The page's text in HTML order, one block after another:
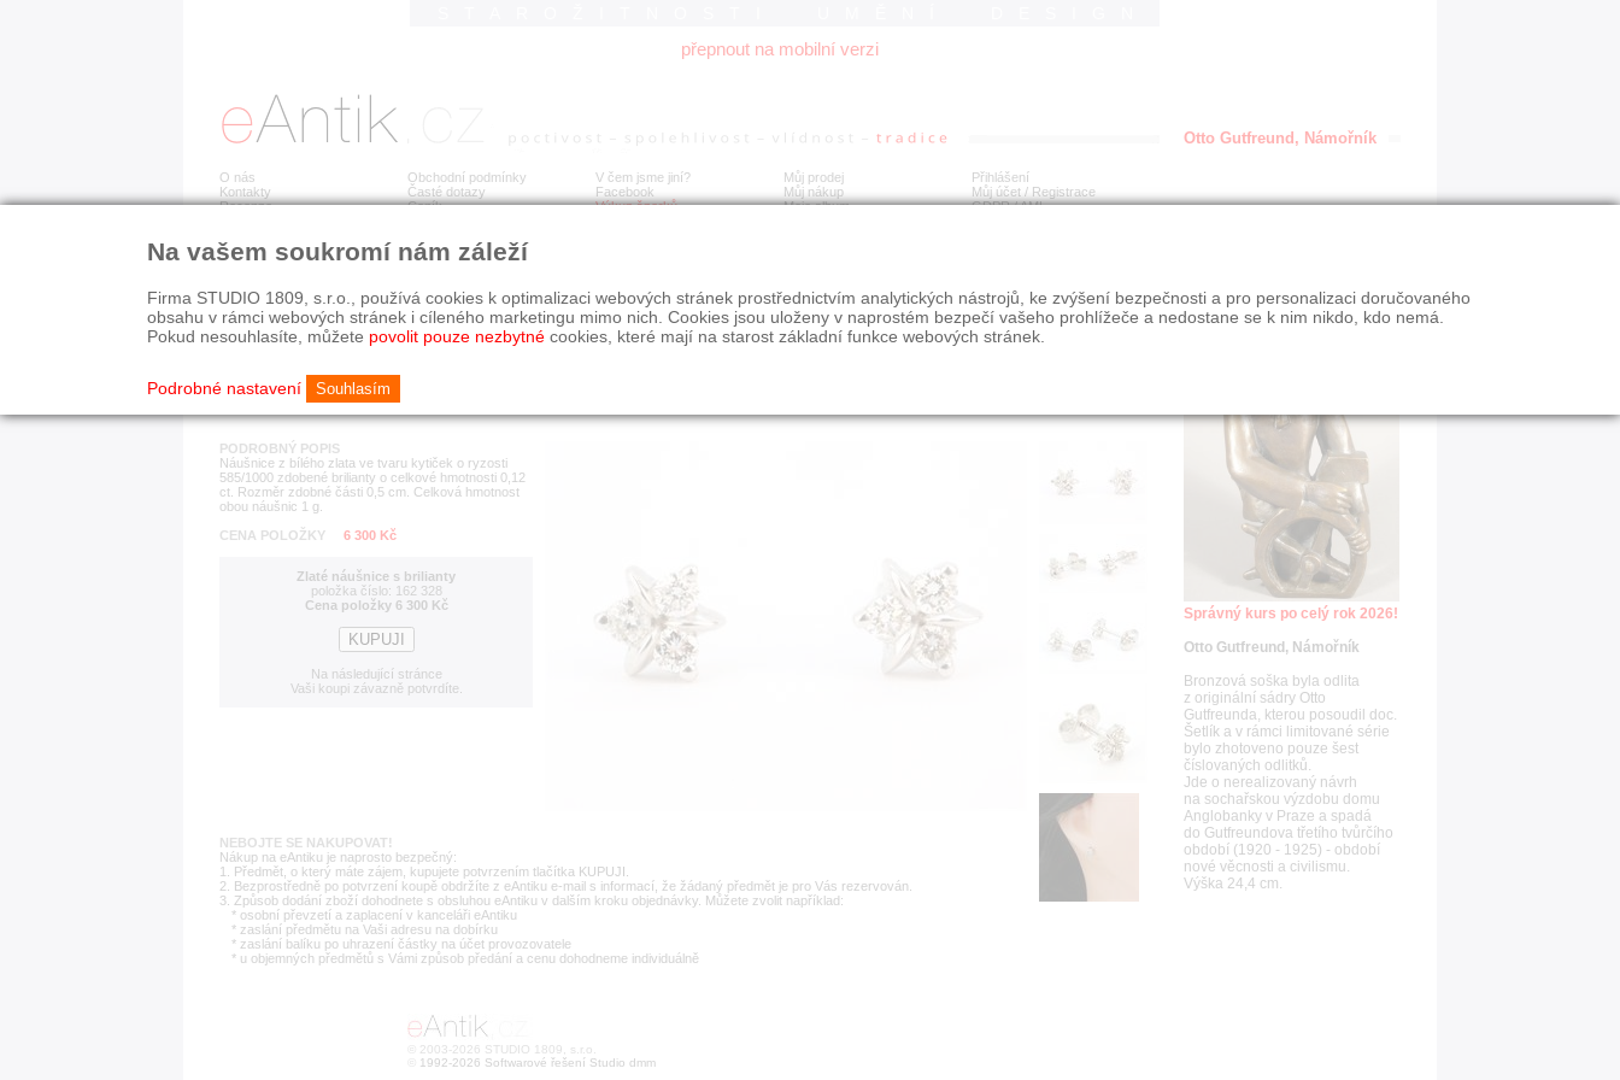
přepnout na mobilní verzi
O nás
Kontakty
Recenze
Obchodní podmínky
Časté dotazy
Ceník
V čem jsme jiní?
Facebook
Výkup šperků
Můj prodej
Můj nákup
Moje album
Přihlášení
Můj účet / Registrace
GDPR/AML
Detail položky č. 162 328 Zlaté náušnice s brilianty
PODROBNÝ POPIS
Náušnice z bílého zlata ve tvaru kytiček o ryzosti
585/1000 zdobené brilianty o celkové hmotnosti 0,12
ct. Rozměr zdobné části 0,5 cm. Celková hmotnost
obou náušnic 1 g.
CENA POLOŽKY
6 300 Kč
Zlaté náušnice s brilianty
položka číslo: 162 328
Cena položky 6 300 Kč
Na následující stránce
Vaši koupi závazně potvrdíte.
NEBOJTE SE NAKUPOVAT!
Nákup na eAntiku je naprosto bezpečný:
1. Předmět, o který máte zájem, kupujete potvrzením tlačítka KUPUJI.
2. Bezprostředně po potvrzení koupě obdržíte z eAntiku e-mail s informací, že žádaný předmět je pro Vás rezervován.
3. Způsob dodání zboží dohodnete s obsluhou eAntiku v dalším kroku objednávky. Můžete zvolit například:
* osobní převzetí a zaplacení v kanceláři eAntiku
* zaslání předmětu na Vaši adresu na dobírku
* zaslání balíku po uhrazení částky na účet provozovatele
* u objemných předmětů s Vámi způsob předání a cenu dohodneme individuálně
© 2003-2026 STUDIO 1809, s.r.o.
1992-2026 Softwarové řešení Studio dmm
Otto Gutfreund, Námořník
Správný kurs po celý rok 2026!
Otto Gutfreund, Námořník
Bronzová soška byla odlita
z originální sádry Otto
Gutfreunda, kterou posoudil doc.
Šetlík a v rámci limitované série
bylo zhotoveno pouze šest
číslovaných odlitků.
Jde o nerealizovaný návrh
na sochařskou výzdobu domu
Anglobanky v Praze a spadá
do Gutfreundova třetího tvůrčího
období (1920 - 1925) - období
nové věcnosti a civilismu.
Výška 24,4 cm.
Na vašem soukromí nám záleží
Firma STUDIO 1809, s.r.o., používá cookies k optimalizaci webových stránek prostřednictvím analytických nástrojů, ke zvýšení bezpečnosti a pro personalizaci doručovaného
obsahu v rámci webových stránek i cíleného marketingu mimo nich. Cookies jsou uloženy v naprostém bezpečí vašeho prohlížeče a nedostane se k nim nikdo, kdo nemá.
Pokud nesouhlasíte, můžete povolit pouze nezbytné cookies, které mají na starost základní funkce webových stránek.
Podrobné nastavení Souhlasím